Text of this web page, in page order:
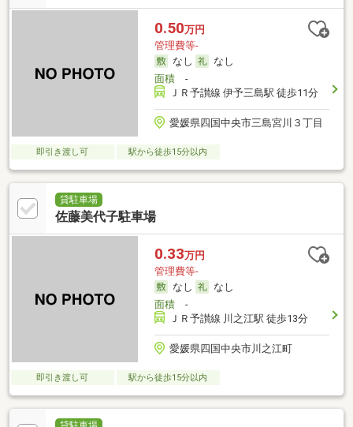
0.50万円
管理費等-
なし
なし
面積-
ＪＲ予讃線 伊予三島駅 徒歩11分
愛媛県四国中央市三島宮川３丁目
即引き渡し可 駅から徒歩15分以内
貸駐車場
佐藤美代子駐車場
0.33万円
管理費等-
なし
なし
面積-
ＪＲ予讃線 川之江駅 徒歩13分
愛媛県四国中央市川之江町
即引き渡し可 駅から徒歩15分以内